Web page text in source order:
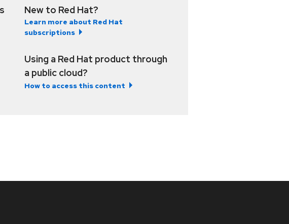
New to Red Hat?
Learn more about Red Hat
subscriptions
Using a Red Hat product through
a public cloud?
How to access this content